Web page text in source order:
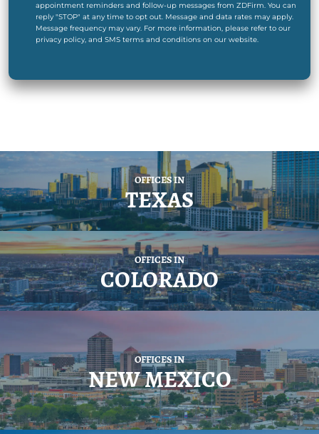
appointment reminders and follow-up messages from ZDFirm. You can
reply "STOP" at any time to opt out. Message and data rates may apply.
Message frequency may vary. For more information, please refer to our
privacy policy, and SMS terms and conditions on our website.
OFFICES IN
TEXAS
OFFICES IN
COLORADO
OFFICES IN
NEW MEXICO